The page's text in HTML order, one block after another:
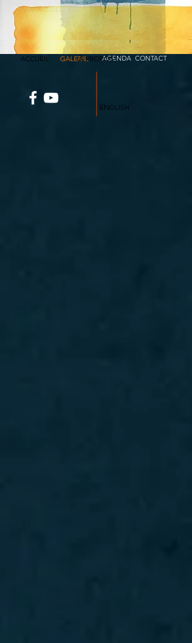
ACCUEIL GALERIE AGENDA
À PROPOS CONTACT
ENGLISH